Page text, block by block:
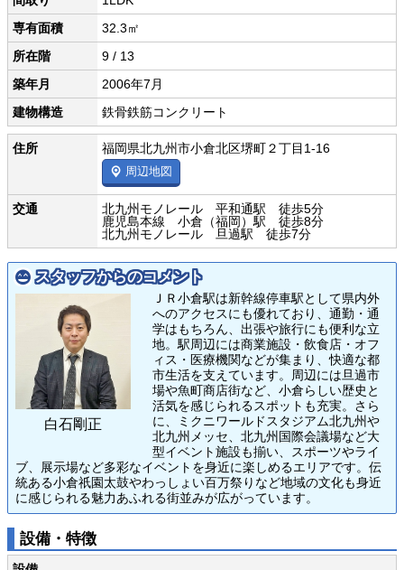
専有面積
32.3㎡
所在階
9 / 13
築年月
2006年7月
建物構造
鉄骨鉄筋コンクリート
住所 福岡県北九州市小倉北区堺町２丁目1-16
周辺地図
交通
北九州モノレール 平和通駅 徒歩5分
鹿児島本線 小倉（福岡）駅 徒歩8分
北九州モノレール 旦過駅 徒歩7分
スタッフからのコメント
白石剛正
ＪＲ小倉駅は新幹線停車駅として県内外
へのアクセスにも優れており、通勤・通
学はもちろん、出張や旅行にも便利な立
地。駅周辺には商業施設・飲食店・オフ
ィス・医療機関などが集まり、快適な都
市生活を支えています。周辺には旦過市
場や魚町商店街など、小倉らしい歴史と
活気を感じられるスポットも充実。さら
に、ミクニワールドスタジアム北九州や
北九州メッセ、北九州国際会議場など大
型イベント施設も揃い、スポーツやライ
ブ、展示場など多彩なイベントを身近に楽しめるエリアです。伝
統ある小倉祇園太鼓やわっしょい百万祭りなど地域の文化も身近
に感じられる魅力あふれる街並みが広がっています。
設備・特徴